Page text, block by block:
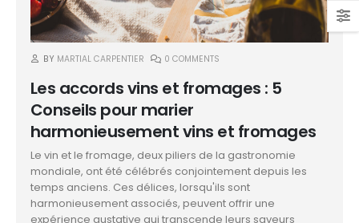
BY MARTIAL CARPENTIER 0 COMMENTS
Les accords vins et fromages : 5
Conseils pour marier
harmonieusement vins et fromages
Le vin et le fromage, deux piliers de la gastronomie
mondiale, ont été célébrés conjointement depuis les
temps anciens. Ces délices, lorsqu'ils sont
harmonieusement associés, peuvent offrir une
expérience gustative qui transcende leurs saveurs